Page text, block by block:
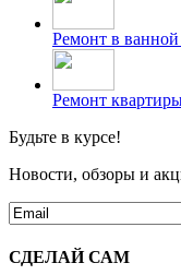
Ремонт в ванной
Ремонт
Будьте в курсе!
Новости, обзоры и
СДЕЛАЙ САМ